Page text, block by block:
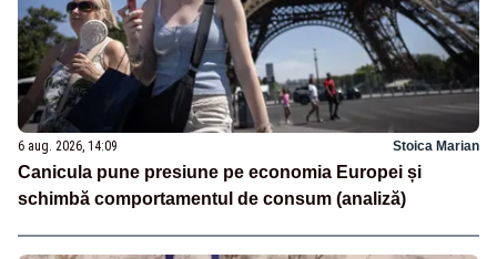
6 aug. 2026, 14:09 Stoica Marian
Canicula pune presiune pe economia Europei și
schimbă comportamentul de consum (analiză)